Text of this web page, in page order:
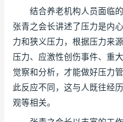
结合养老机构人员面临的
张青之会长讲述了压力是内
力和狭义压力，根据压力来
压力、应激性创伤事件、重
觉察和分析，才能做好压力
此反应不同，这与人既往经
观等相关。